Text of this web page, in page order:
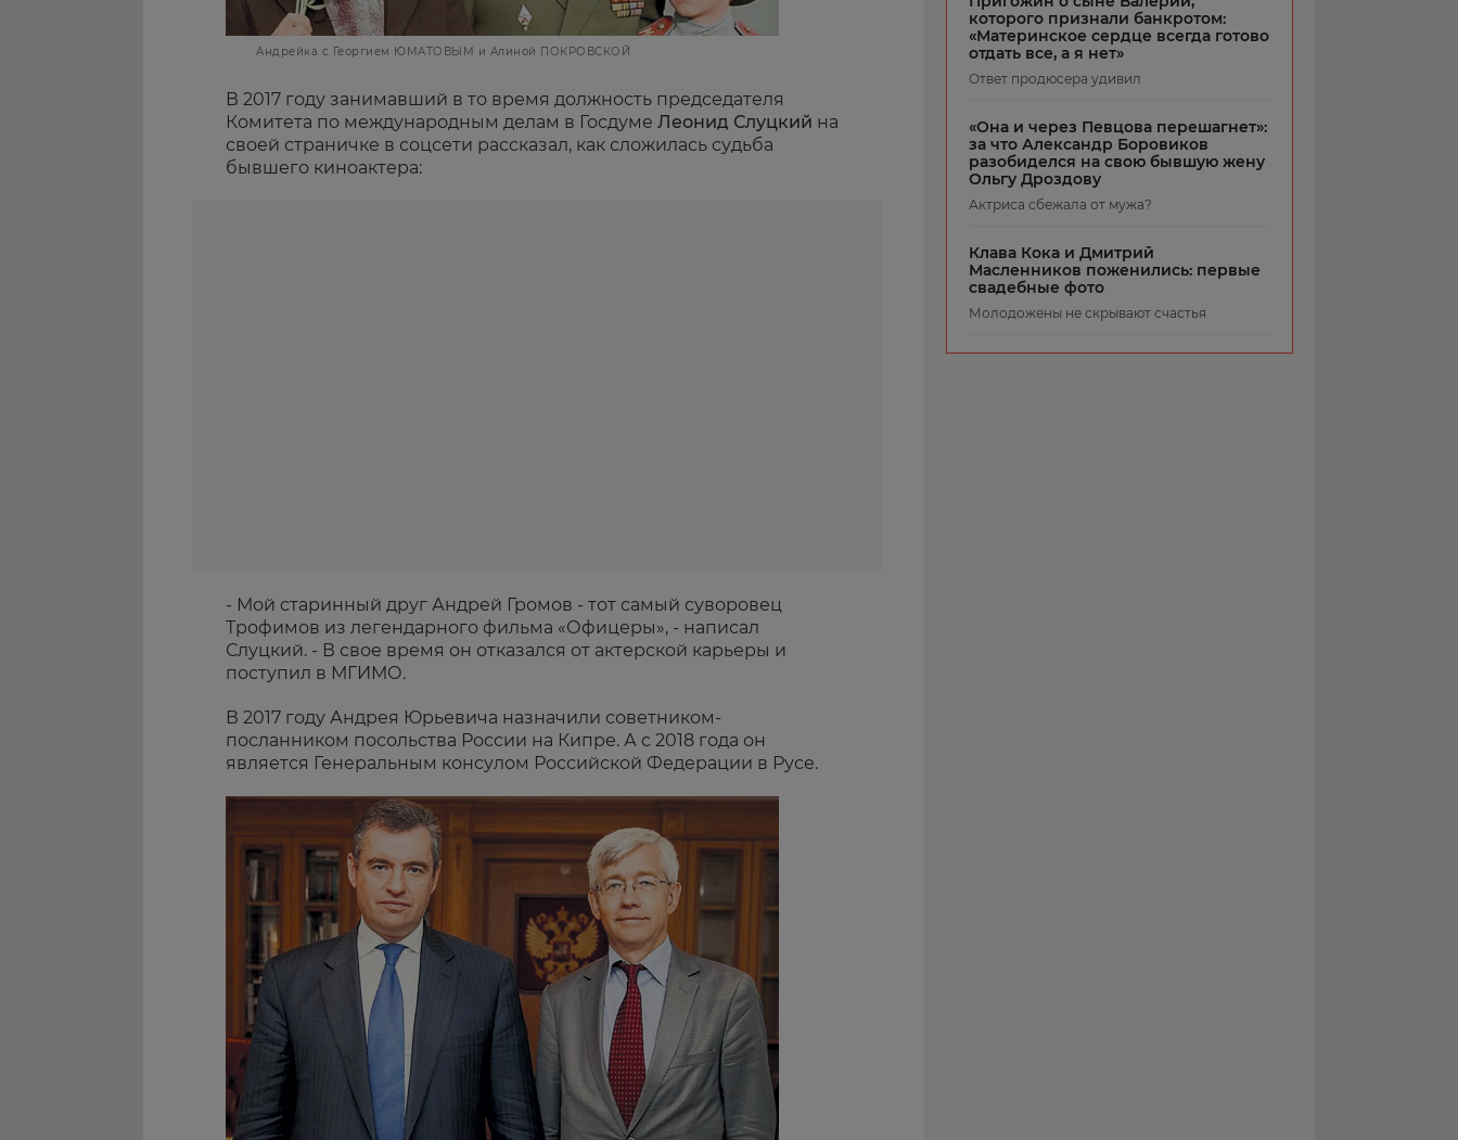
Андрейка с Георгием ЮМАТОВЫМ и Алиной ПОКРОВСКОЙ
В 2017 году занимавший в то время должность председателя
Комитета по международным делам в Госдуме Леонид Слуцкий на
своей страничке в соцсети рассказал, как сложилась судьба
бывшего киноактера:
- Мой старинный друг Андрей Громов - тот самый суворовец
Трофимов из легендарного фильма «Офицеры», - написал
Слуцкий. - В свое время он отказался от актерской карьеры и
поступил в МГИМО.
В 2017 году Андрея Юрьевича назначили советником-
посланником посольства России на Кипре. А с 2018 года он
является Генеральным консулом Российской Федерации в Русе.
которого признали банкротом:
«Материнское сердце всегда готово
отдать все, а я нет»
Ответ продюсера удивил
«Она и через Певцова перешагнет»:
за что Александр Боровиков
разобиделся на свою бывшую жену
Ольгу Дроздову
Актриса сбежала от мужа?
Клава Кока и Дмитрий
Масленников поженились: первые
свадебные фото
Молодожены не скрывают счастья